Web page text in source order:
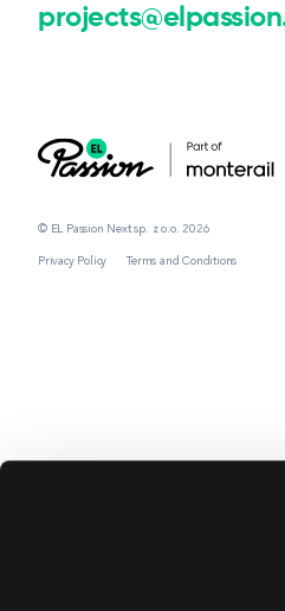
© EL Passion Next sp. z o.o. 2026
Privacy Policy Terms and Conditions